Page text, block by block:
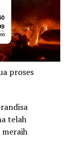
proses
telah